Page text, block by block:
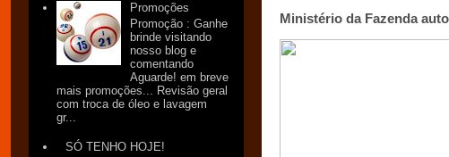
Ministério da Fazenda
Promoções
Promoção : Ganhe
brinde visitando
nosso blog e
comentando
Aguarde! em breve
mais promoções... Revisão geral
com troca de óleo e lavagem
gr...
SÓ TENHO HOJE!